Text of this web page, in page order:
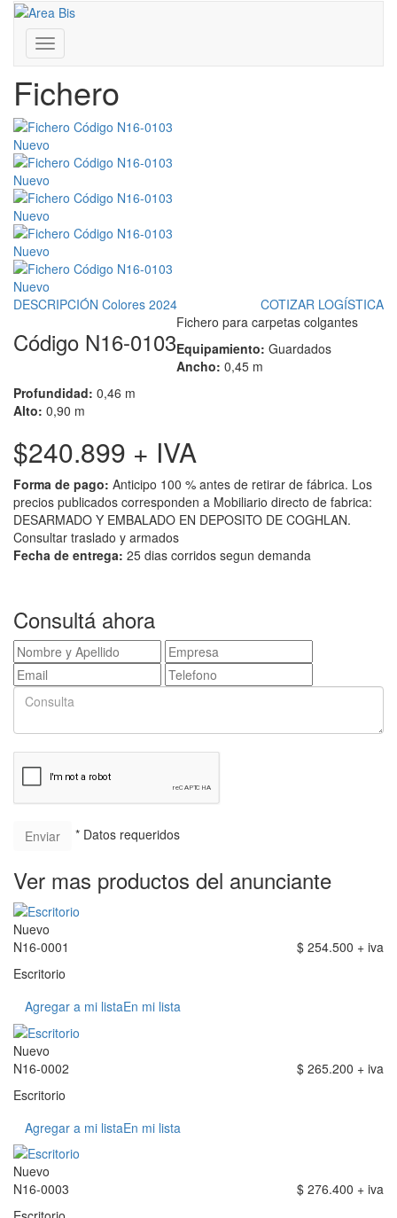
Toggle
navigation
Inicio / Presentación de la fábrica N16
Fichero
Nuevo
Nuevo
Nuevo
Nuevo
Nuevo
DESCRIPCIÓN Colores 2024 COTIZAR LOGÍSTICA
Código N16-0103
Fichero para carpetas colgantes
Equipamiento: Guardados
Ancho: 0,45 m
Profundidad: 0,46 m
Alto: 0,90 m
$240.899 + IVA
Forma de pago: Anticipo 100 % antes de retirar de fábrica. Los
precios publicados corresponden a Mobiliario directo de fabrica:
DESARMADO Y EMBALADO EN DEPOSITO DE COGHLAN.
Consultar traslado y armados
Fecha de entrega: 25 dias corridos segun demanda
Consultá ahora
* Datos requeridos
Ver mas productos del anunciante
Nuevo
N16-0001
$ 254.500 + iva
Escritorio
Agregar a mi listaEn mi lista
Nuevo
N16-0002
$ 265.200 + iva
Escritorio
Agregar a mi listaEn mi lista
Nuevo
N16-0003
$ 276.400 + iva